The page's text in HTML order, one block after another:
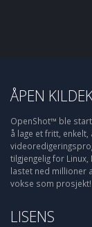
ÅPEN
OpenShot™ ble
å lage et fritt,
tilgjengelig for
lastet ned millioner
vokse som prosjekt!
LISENS